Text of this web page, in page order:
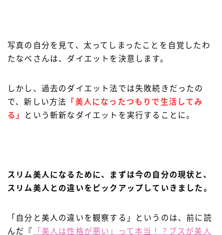
写真の自分を見て、太ってしまったことを自覚したわ
たなべさんは、ダイエットを決意します。
しかし、過去のダイエット法では失敗続きだったの
で、新しい方法
「美人になったつもりで生活してみ
る」
という斬新なダイエットを実行することに。
スリム美人になるために、まずは今の自分の現状と、
スリム美人との違いをピックアップしていきました。
「自分と美人の違いを観察する」というのは、前に読
んだ『
「美人は性格が悪い」って本当！？ブスが美人